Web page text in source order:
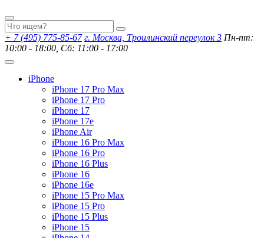
+ 7 (495) 775-85-67 г. Москва, Троилинский переулок 3 Пн-пт:
10:00 - 18:00, Сб: 11:00 - 17:00
iPhone
iPhone 17 Pro Max
iPhone 17 Pro
iPhone 17
iPhone 17e
iPhone Air
iPhone 16 Pro Max
iPhone 16 Pro
iPhone 16 Plus
iPhone 16
iPhone 16e
iPhone 15 Pro Max
iPhone 15 Pro
iPhone 15 Plus
iPhone 15